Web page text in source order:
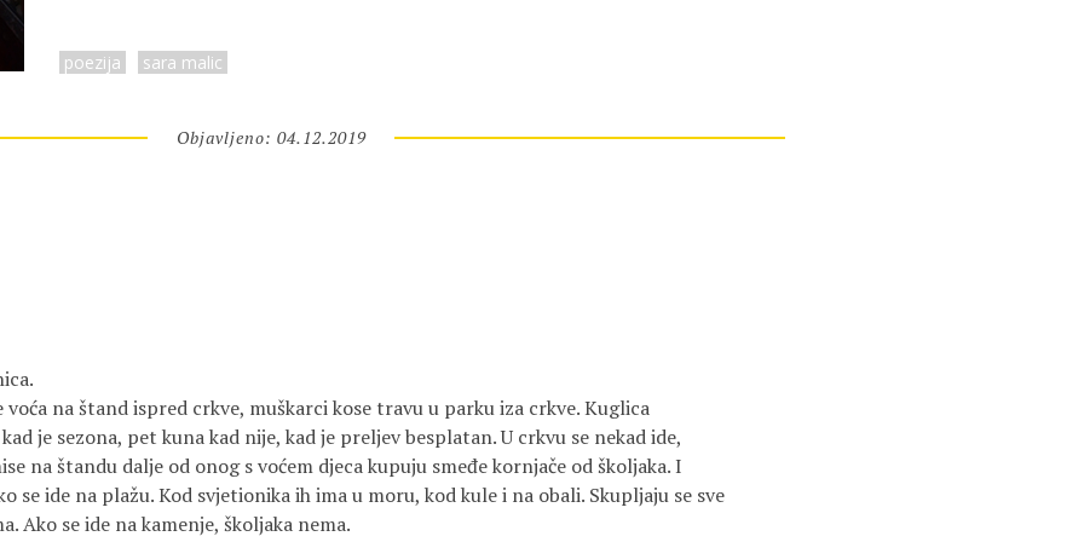
poezija sara malic
Objavljeno: 04.12.2019
voća na štand ispred crkve, muškarci kose travu u parku iza crkve. Kuglica
je sezona, pet kuna kad nije, kad je preljev besplatan. U crkvu se nekad ide,
na štandu dalje od onog s voćem djeca kupuju smeđe kornjače od školjaka. I
se ide na plažu. Kod svjetionika ih ima u moru, kod kule i na obali. Skupljaju se sve
Ako se ide na kamenje, školjaka nema.